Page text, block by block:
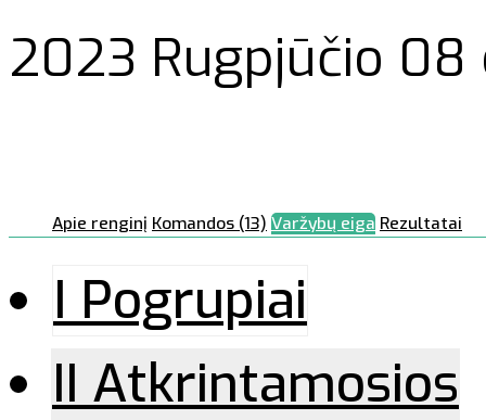
2023 Rugpjūčio 08
Apie renginį Komandos (13) Varžybų eiga Rezultatai
I Pogrupiai
II Atkrintamosios